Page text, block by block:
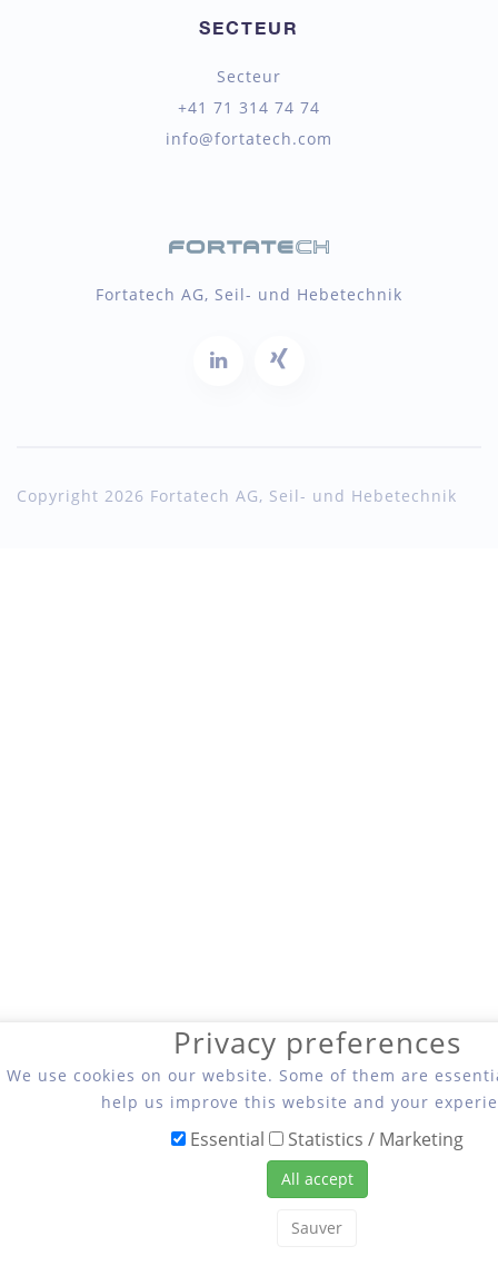
SECTEUR
Secteur
+41 71 314 74 74
info@fortatech.com
Fortatech AG, Seil- und Hebetechnik
Copyright 2026 Fortatech AG, Seil- und Hebetechnik
Privacy preferences
We use cookies on our website. Some of them are
help us improve this website and your
Essential Statistics / Marketing
All accept
Sauver